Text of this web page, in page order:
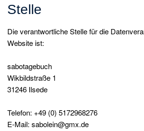
Stelle
Die verantwortliche Stelle für die
Website ist:
sabotagebuch
Wikbildstraße 1
31246 Ilsede
Telefon: +49 (0) 5172968276
E-Mail: sabolein@gmx.de